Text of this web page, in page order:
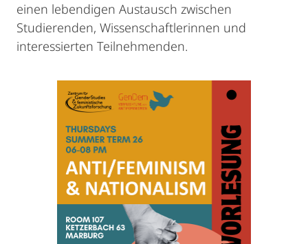
einen lebendigen Austausch zwischen
Studierenden, Wissenschaftlerinnen und
interessierten Teilnehmenden.